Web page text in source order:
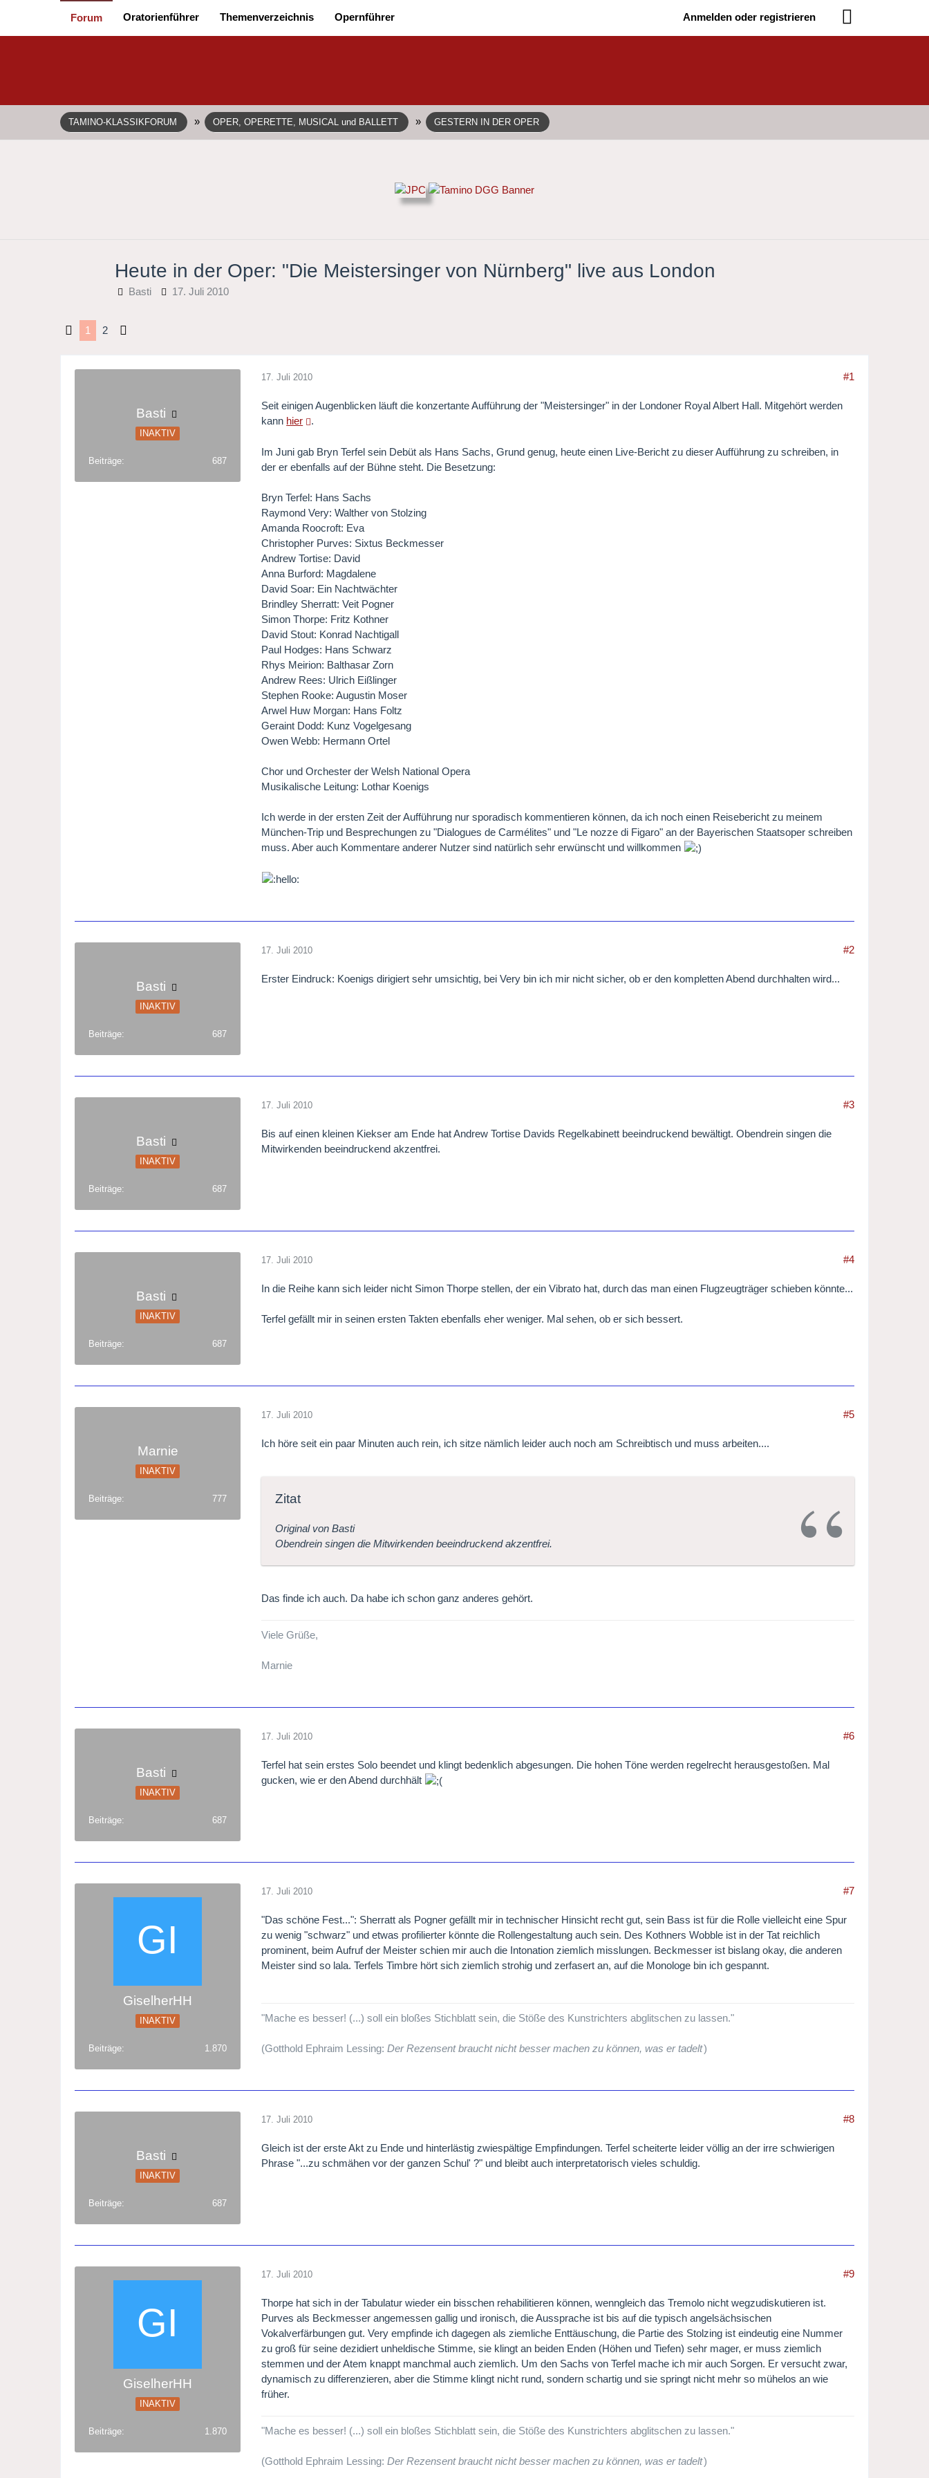
Forum Oratorienführer Themenverzeichnis Opernführer Anmelden oder registrieren
TAMINO-KLASSIKFORUM » OPER, OPERETTE, MUSICAL und BALLETT » GESTERN IN DER OPER
Heute in der Oper: "Die Meistersinger von Nürnberg" live aus London
Basti 17. Juli 2010
1 2
Basti
INAKTIV
Beiträge 687
17. Juli 2010 #1
Seit einigen Augenblicken läuft die konzertante Aufführung der "Meistersinger" in der Londoner Royal Albert Hall. Mitgehört werden
kann hier .
Im Juni gab Bryn Terfel sein Debüt als Hans Sachs, Grund genug, heute einen Live-Bericht zu dieser Aufführung zu schreiben, in
der er ebenfalls auf der Bühne steht. Die Besetzung:
Bryn Terfel: Hans Sachs
Raymond Very: Walther von Stolzing
Amanda Roocroft: Eva
Christopher Purves: Sixtus Beckmesser
Andrew Tortise: David
Anna Burford: Magdalene
David Soar: Ein Nachtwächter
Brindley Sherratt: Veit Pogner
Simon Thorpe: Fritz Kothner
David Stout: Konrad Nachtigall
Paul Hodges: Hans Schwarz
Rhys Meirion: Balthasar Zorn
Andrew Rees: Ulrich Eißlinger
Stephen Rooke: Augustin Moser
Arwel Huw Morgan: Hans Foltz
Geraint Dodd: Kunz Vogelgesang
Owen Webb: Hermann Ortel
Chor und Orchester der Welsh National Opera
Musikalische Leitung: Lothar Koenigs
Ich werde in der ersten Zeit der Aufführung nur sporadisch kommentieren können, da ich noch einen Reisebericht zu meinem
München-Trip und Besprechungen zu "Dialogues de Carmélites" und "Le nozze di Figaro" an der Bayerischen Staatsoper schreiben
muss. Aber auch Kommentare anderer Nutzer sind natürlich sehr erwünscht und willkommen
Basti
INAKTIV
Beiträge 687
17. Juli 2010 #2
Erster Eindruck: Koenigs dirigiert sehr umsichtig, bei Very bin ich mir nicht sicher, ob er den kompletten Abend durchhalten wird...
Basti
INAKTIV
Beiträge 687
17. Juli 2010 #3
Bis auf einen kleinen Kiekser am Ende hat Andrew Tortise Davids Regelkabinett beeindruckend bewältigt. Obendrein singen die
Mitwirkenden beeindruckend akzentfrei.
Basti
INAKTIV
Beiträge 687
17. Juli 2010 #4
In die Reihe kann sich leider nicht Simon Thorpe stellen, der ein Vibrato hat, durch das man einen Flugzeugträger schieben könnte...
Terfel gefällt mir in seinen ersten Takten ebenfalls eher weniger. Mal sehen, ob er sich bessert.
Marnie
INAKTIV
Beiträge 777
17. Juli 2010 #5
Ich höre seit ein paar Minuten auch rein, ich sitze nämlich leider auch noch am Schreibtisch und muss arbeiten....
Zitat
Original von Basti
Obendrein singen die Mitwirkenden beeindruckend akzentfrei.
Das finde ich auch. Da habe ich schon ganz anderes gehört.
Viele Grüße,
Marnie
Basti
INAKTIV
Beiträge 687
17. Juli 2010 #6
Terfel hat sein erstes Solo beendet und klingt bedenklich abgesungen. Die hohen Töne werden regelrecht herausgestoßen. Mal
gucken, wie er den Abend durchhält
GiselherHH
INAKTIV
Beiträge 1.870
17. Juli 2010 #7
"Das schöne Fest...": Sherratt als Pogner gefällt mir in technischer Hinsicht recht gut, sein Bass ist für die Rolle vielleicht eine Spur
zu wenig "schwarz" und etwas profilierter könnte die Rollengestaltung auch sein. Des Kothners Wobble ist in der Tat reichlich
prominent, beim Aufruf der Meister schien mir auch die Intonation ziemlich misslungen. Beckmesser ist bislang okay, die anderen
Meister sind so lala. Terfels Timbre hört sich ziemlich strohig und zerfasert an, auf die Monologe bin ich gespannt.
"Mache es besser! (...) soll ein bloßes Stichblatt sein, die Stöße des Kunstrichters abglitschen zu lassen."
(Gotthold Ephraim Lessing:Der Rezensent braucht nicht besser machen zu können, was er tadelt)
Basti
INAKTIV
Beiträge 687
17. Juli 2010 #8
Gleich ist der erste Akt zu Ende und hinterlästig zwiespältige Empfindungen. Terfel scheiterte leider völlig an der irre schwierigen
Phrase "...zu schmähen vor der ganzen Schul' ?" und bleibt auch interpretatorisch vieles schuldig.
GiselherHH
INAKTIV
Beiträge 1.870
17. Juli 2010 #9
Thorpe hat sich in der Tabulatur wieder ein bisschen rehabilitieren können, wenngleich das Tremolo nicht wegzudiskutieren ist.
Purves als Beckmesser angemessen gallig und ironisch, die Aussprache ist bis auf die typisch angelsächsischen
Vokalverfärbungen gut. Very empfinde ich dagegen als ziemliche Enttäuschung, die Partie des Stolzing ist eindeutig eine Nummer
zu groß für seine dezidiert unheldische Stimme, sie klingt an beiden Enden (Höhen und Tiefen) sehr mager, er muss ziemlich
stemmen und der Atem knappt manchmal auch ziemlich. Um den Sachs von Terfel mache ich mir auch Sorgen. Er versucht zwar,
dynamisch zu differenzieren, aber die Stimme klingt nicht rund, sondern schartig und sie springt nicht mehr so mühelos an wie
früher.
"Mache es besser! (...) soll ein bloßes Stichblatt sein, die Stöße des Kunstrichters abglitschen zu lassen."
(Gotthold Ephraim Lessing:Der Rezensent braucht nicht besser machen zu können, was er tadelt)